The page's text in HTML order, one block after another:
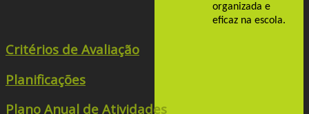
organizada e
eficaz na escola.
Critérios de Avaliação
Planificações
Plano Anual de Atividades